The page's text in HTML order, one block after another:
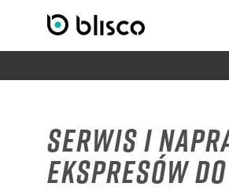
Serwis i
ekspresów